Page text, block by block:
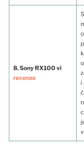
8. Sony RX100 vi
recenze
i